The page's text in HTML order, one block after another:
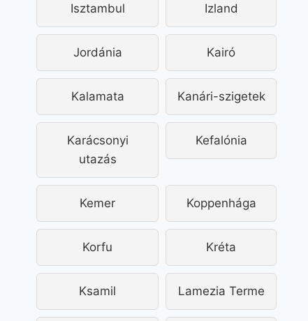
Isztambul Izland
Jordánia Kairó
Kalamata Kanári-szigetek
Karácsonyi
utazás
Kefalónia
Kemer Koppenhága
Korfu Kréta
Ksamil Lamezia Terme